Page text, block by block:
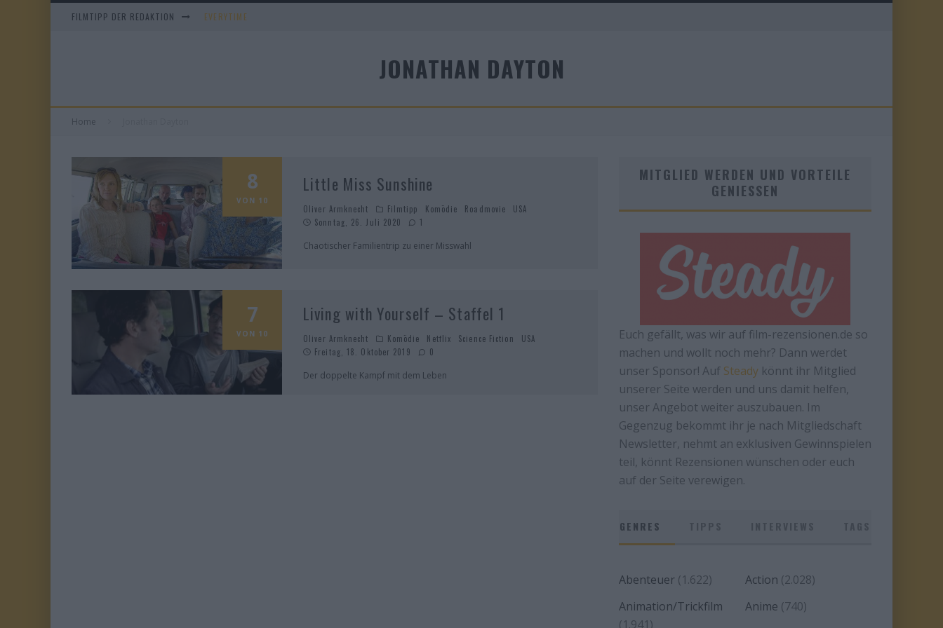
FILMTIPP DER REDAKTION EVERYTIME
JONATHAN DAYTON
Home
8
VON 10
Little Miss Sunshine
Oliver Armknecht Filmtipp Komödie Roadmovie
USA
Sonntag, 26. Juli 2020
1
Chaotischer Familientrip zu einer Misswahl
7
VON 10
Living with Yourself – Staffel 1
Oliver Armknecht Komödie Netflix Science Fiction
USA
Freitag, 18. Oktober 2019
0
Der doppelte Kampf mit dem Leben
MITGLIED WERDEN UND VORTEILE
GENIESSEN
Euch gefällt, was wir auf film-rezensionen.de so
machen und wollt noch mehr? Dann werdet
unser Sponsor! Auf Steady könnt ihr Mitglied
unserer Seite werden und uns damit helfen,
unser Angebot weiter auszubauen. Im
Gegenzug bekommt ihr je nach Mitgliedschaft
Newsletter, nehmt an exklusiven Gewinnspielen
teil, könnt Rezensionen wünschen oder euch
auf der Seite verewigen.
GENRES
Abenteuer (1.622) Action (2.028)
Animation/Trickfilm
(1.941)
Anime (740)